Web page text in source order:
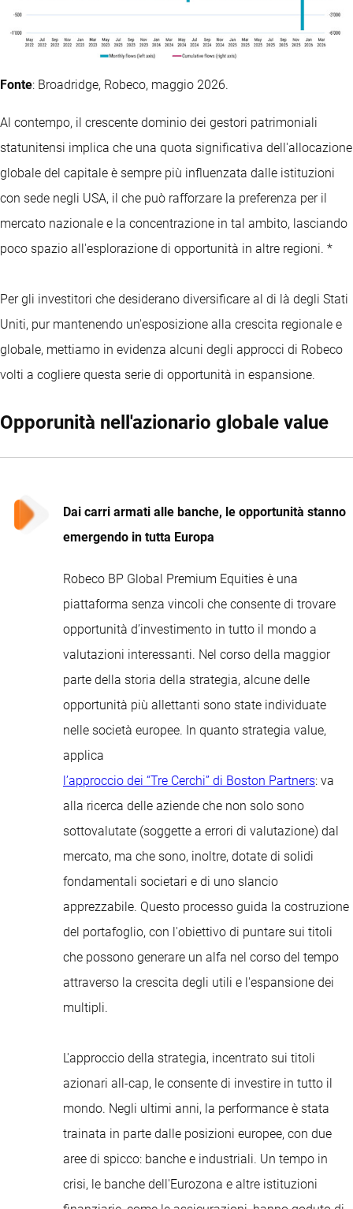
Fonte: Broadridge, Robeco, maggio 2026.
Al contempo, il crescente dominio dei gestori patrimoniali
statunitensi implica che una quota significativa dell'allocazione
globale del capitale è sempre più influenzata dalle istituzioni
con sede negli USA, il che può rafforzare la preferenza per il
mercato nazionale e la concentrazione in tal ambito, lasciando
poco spazio all'esplorazione di opportunità in altre regioni. *
Per gli investitori che desiderano diversificare al di là degli Stati
Uniti, pur mantenendo un'esposizione alla crescita regionale e
globale, mettiamo in evidenza alcuni degli approcci di Robeco
volti a cogliere questa serie di opportunità in espansione.
Opporunità nell'azionario globale value
Dai carri armati alle banche, le opportunità stanno
emergendo in tutta Europa
Robeco BP Global Premium Equities è una
piattaforma senza vincoli che consente di trovare
opportunità d’investimento in tutto il mondo a
valutazioni interessanti. Nel corso della maggior
parte della storia della strategia, alcune delle
opportunità più allettanti sono state individuate
nelle società europee. In quanto strategia value,
applica
l’approccio dei “Tre Cerchi” di Boston Partners: va
alla ricerca delle aziende che non solo sono
sottovalutate (soggette a errori di valutazione) dal
mercato, ma che sono, inoltre, dotate di solidi
fondamentali societari e di uno slancio
apprezzabile. Questo processo guida la costruzione
del portafoglio, con l'obiettivo di puntare sui titoli
che possono generare un alfa nel corso del tempo
attraverso la crescita degli utili e l'espansione dei
multipli.
L'approccio della strategia, incentrato sui titoli
azionari all-cap, le consente di investire in tutto il
mondo. Negli ultimi anni, la performance è stata
trainata in parte dalle posizioni europee, con due
aree di spicco: banche e industriali. Un tempo in
crisi, le banche dell'Eurozona e altre istituzioni